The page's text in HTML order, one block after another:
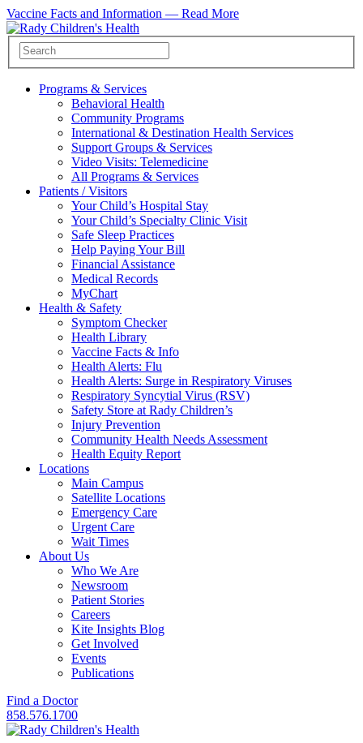
Vaccine Facts and Information — Read More
Programs & Services
Behavioral Health
Community Programs
International & Destination Health Services
Support Groups & Services
Video Visits: Telemedicine
All Programs & Services
Patients / Visitors
Your Child’s Hospital Stay
Your Child’s Specialty Clinic Visit
Safe Sleep Practices
Help Paying Your Bill
Financial Assistance
Medical Records
MyChart
Health & Safety
Symptom Checker
Health Library
Vaccine Facts & Info
Health Alerts: Flu
Health Alerts: Surge in Respiratory Viruses
Respiratory Syncytial Virus (RSV)
Safety Store at Rady Children’s
Injury Prevention
Community Health Needs Assessment
Health Equity Report
Locations
Main Campus
Satellite Locations
Emergency Care
Urgent Care
Wait Times
About Us
Who We Are
Newsroom
Patient Stories
Careers
Kite Insights Blog
Get Involved
Events
Publications
Find a Doctor
858.576.1700